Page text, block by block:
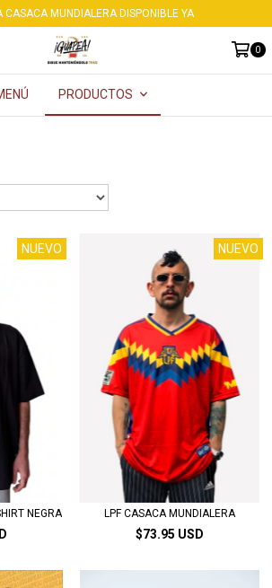
CASACA MUNDIALERA DISPONIBLE YA
0
PRODUCTOS
NUEVO
NEGRA
NUEVO
LPF CASACA MUNDIALERA
$73.95 USD